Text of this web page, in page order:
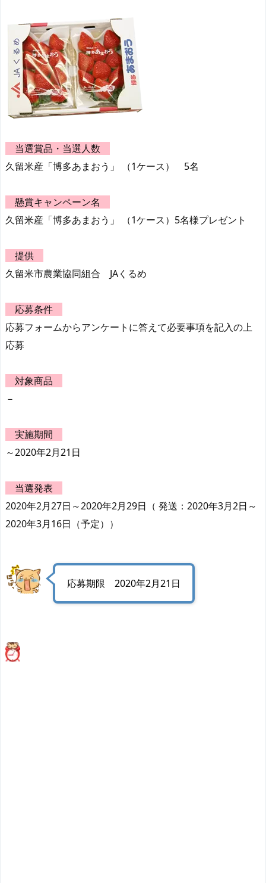
当選賞品・当選人数
久留米産「博多あまおう」 （1ケース） 5名
懸賞キャンペーン名
久留米産「博多あまおう」 （1ケース）5名様プレゼント
提供
久留米市農業協同組合 JAくるめ
応募条件
応募フォームからアンケートに答えて必要事項を記入の上
応募
対象商品
－
実施期間
～2020年2月21日
当選発表
2020年2月27日～2020年2月29日（ 発送：2020年3月2日～
2020年3月16日（予定））
応募期限 2020年2月21日